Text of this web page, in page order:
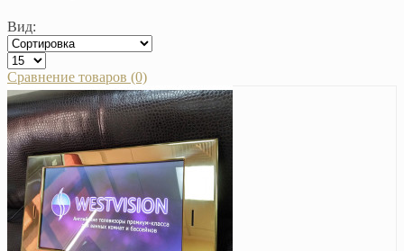
Вид:
Сравнение товаров (0)